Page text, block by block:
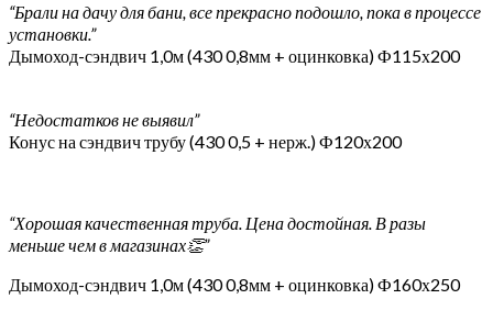
“Брали на дачу для бани, все прекрасно подошло, пока в процессе
установки.”
Дымоход-сэндвич 1,0м (430 0,8мм + оцинковка) Ф115х200
“Недостатков не выявил”
Конус на сэндвич трубу (430 0,5 + нерж.) Ф120х200
“Хорошая качественная труба. Цена достойная. В разы
меньше чем в магазинах👏”
Дымоход-сэндвич 1,0м (430 0,8мм + оцинковка) Ф160х250